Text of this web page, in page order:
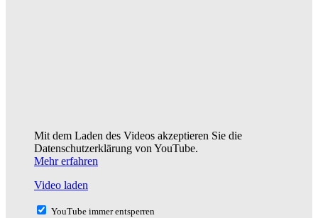
Mit dem Laden des Videos akzeptieren Sie die
Datenschutzerklärung von YouTube.
Mehr erfahren
Video laden
YouTube immer entsperren